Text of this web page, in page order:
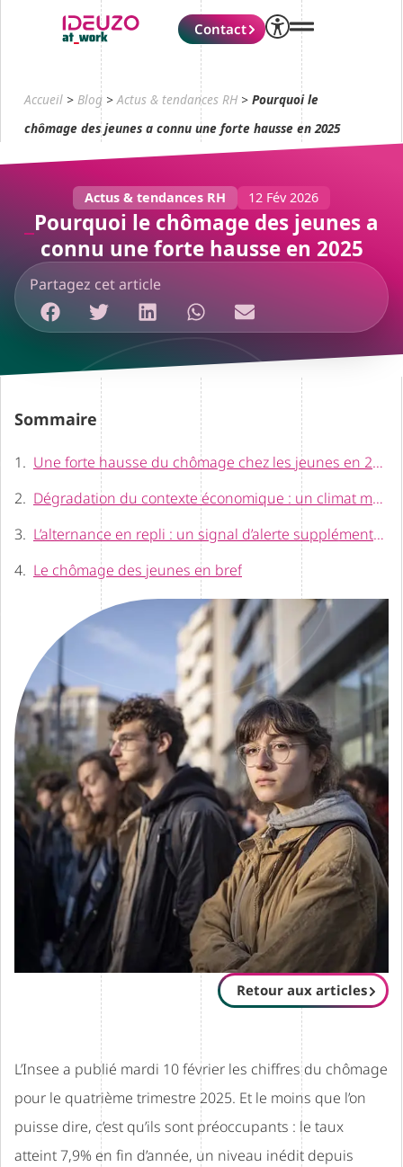
Contact
Accueil > Blog >Actus & tendances RH >Pourquoi le
chômage des jeunes a connu une forte hausse en 2025
Actus & tendances RH 12 Fév 2026
Pourquoi le chômage des jeunes a
connu une forte hausse en 2025
Partagez cet article
L’Insee a publié mardi 10 février les chiffres du chômage
pour le quatrième trimestre 2025. Et le moins que l’on
puisse dire, c’est qu’ils sont préoccupants : le taux
atteint 7,9% en fin d’année, un niveau inédit depuis
Sommaire
Une forte hausse du chômage chez les jeunes en 2025
Dégradation du contexte économique : un climat moins porteur
L’alternance en repli : un signal d’alerte supplémentaire
Le chômage des jeunes en bref
Retour aux articles